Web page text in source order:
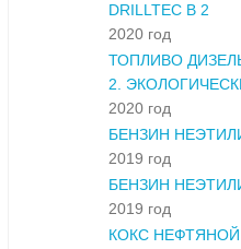
DRILLTEC B 2
2020 год
ТОПЛИВО
2.
2020 год
БЕНЗИН
2019 год
БЕНЗИН
2019 год
КОКС